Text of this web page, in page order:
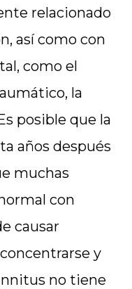
relacionado
así como con
como el
la
posible que la
años después
muchas
con
causar
y
no tiene